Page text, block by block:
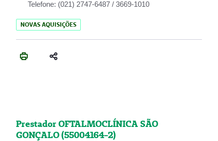
Telefone: (021) 2747-6487 / 3669-1010
NOVAS AQUISIÇÕES
Prestador OFTALMOCLÍNICA SÃO
GONÇALO (55004164-2)